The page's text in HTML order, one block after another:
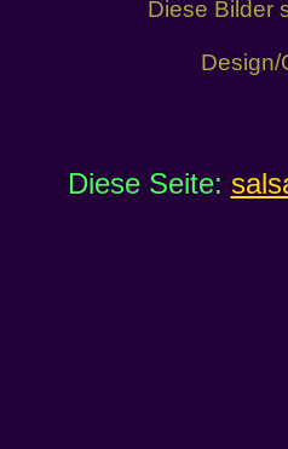
Diese Bilder
Diese Seite: